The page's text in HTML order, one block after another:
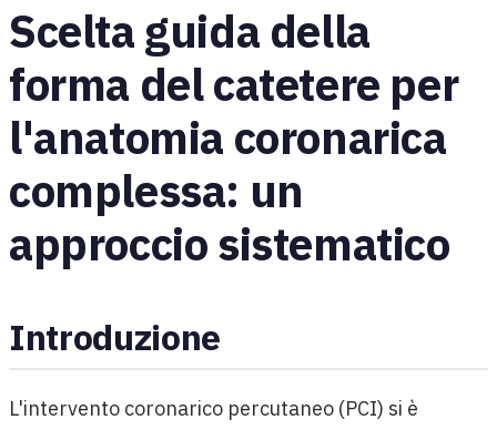
Scelta guida della
forma del catetere per
l'anatomia coronarica
complessa: un
approccio sistematico
Introduzione
L'intervento coronarico percutaneo (PCI) si è